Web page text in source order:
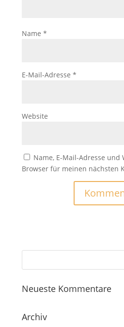
Name *
E-Mail-Adresse *
Website
Name, E-Mail-Adresse und
Browser für meinen nächsten
Neueste Kommentare
Archiv